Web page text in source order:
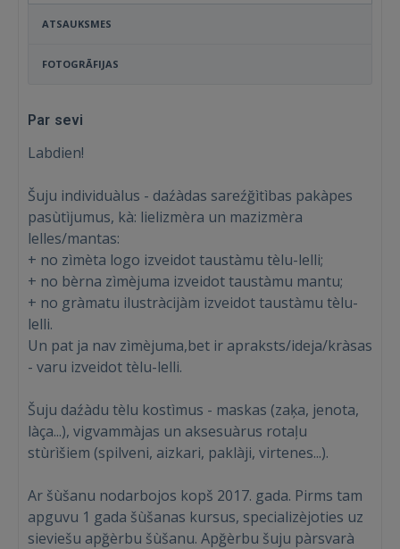
Ienākt
ATSAUKSMES
FOTOGRĀFIJAS
Par sevi
Labdien!
Šuju individuàlus - daźàdas sareźğìtìbas pakàpes
pasùtìjumus, kà: lielizmèra un mazizmèra
lelles/mantas:
+ no zìmèta logo izveidot taustàmu tèlu-lelli;
+ no bèrna zìmèjuma izveidot taustàmu mantu;
+ no gràmatu ilustràcijàm izveidot taustàmu tèlu-
lelli.
Un pat ja nav zìmèjuma,bet ir apraksts/ideja/kràsas
- varu izveidot tèlu-lelli.
Šuju daźàdu tèlu kostìmus - maskas (zaķa, jenota,
làça...), vigvammàjas un aksesuàrus rotaļu
stùrìšiem (spilveni, aizkari, paklàji, virtenes...).
Ar šùšanu nodarbojos kopš 2017. gada. Pirms tam
apguvu 1 gada šùšanas kursus, specializèjoties uz
sieviešu apğèrbu šùšanu. Apğèrbu šuju pàrsvarà